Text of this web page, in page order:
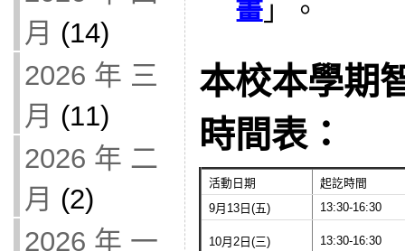
月 (14)
2026 年 三
月 (11)
2026 年 二
月 (2)
2026 年 一
畫」。
本校本學期
時間表：
活動日期
起訖時間
9月13日(五)
13:30-16:30
10月2日(三) 13:30-16:30